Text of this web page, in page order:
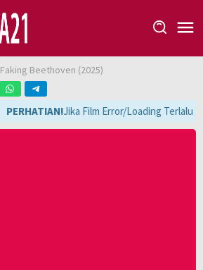
Faking Beethoven (2025)
PERHATIAN!Jika Film Error/Loading Terlalu